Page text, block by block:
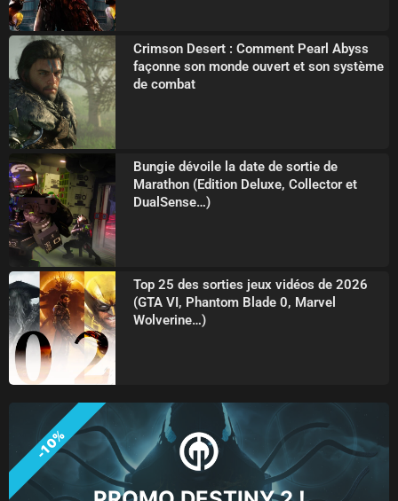
Crimson Desert : Comment Pearl Abyss
façonne son monde ouvert et son système
de combat
Bungie dévoile la date de sortie de
Marathon (Edition Deluxe, Collector et
DualSense…)
Top 25 des sorties jeux vidéos de 2026
(GTA VI, Phantom Blade 0, Marvel
Wolverine…)
-10%